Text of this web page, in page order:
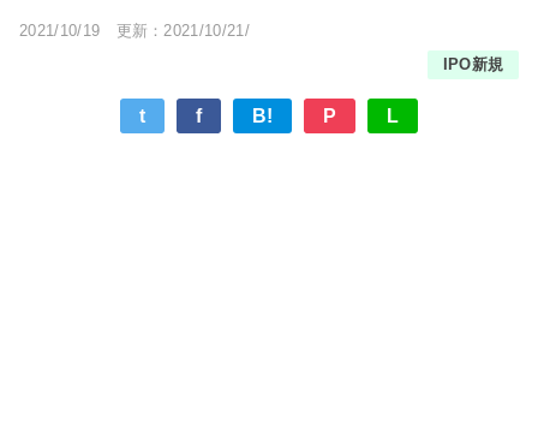
2021/10/19 更新：2021/10/21/
IPO新規
t f B! P L